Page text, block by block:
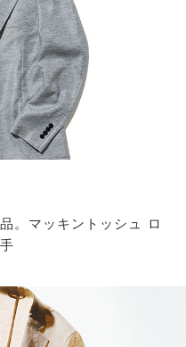
。マッキントッシュ ロ